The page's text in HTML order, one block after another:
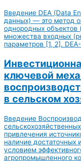
Введение DEA (Data
данных) — это метод
однородных объектов
множества входных
параметров [1, 2].
ключевой
в сельском
Введение
привлечения
наличие достаточных
условием
агропромышленного